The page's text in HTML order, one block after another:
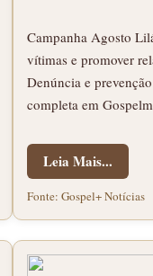
Campanha Agosto
vítimas e promover
Denúncia e
completa em
Leia Mais...
Fonte: Gospel+ Notícias